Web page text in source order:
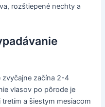
rozštiepené nechty a
zvyčajne začína 2-4
vlasov po pôrode je
a šiestym mesiacom